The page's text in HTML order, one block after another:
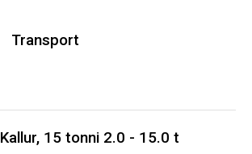
Transport
Kallur, 15 tonni 2.0 - 15.0 t